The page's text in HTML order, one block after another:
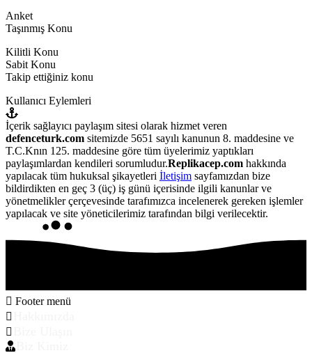
Anket
Taşınmış Konu
Kilitli Konu
Sabit Konu
Takip ettiğiniz konu
Kullanıcı Eylemleri
İçerik sağlayıcı paylaşım sitesi olarak hizmet veren
defenceturk.com sitemizde 5651 sayılı kanunun 8. maddesine ve
T.C.Knın 125. maddesine göre tüm üyelerimiz yaptıkları
paylaşımlardan kendileri sorumludur.Replikacep.com hakkında
yapılacak tüm hukuksal şikayetleri İletişim sayfamızdan bize
bildirdikten en geç 3 (üç) iş günü içerisinde ilgili kanunlar ve
yönetmelikler çerçevesinde tarafımızca incelenerek gereken işlemler
yapılacak ve site yöneticilerimiz tarafından bilgi verilecektir.
Footer menü